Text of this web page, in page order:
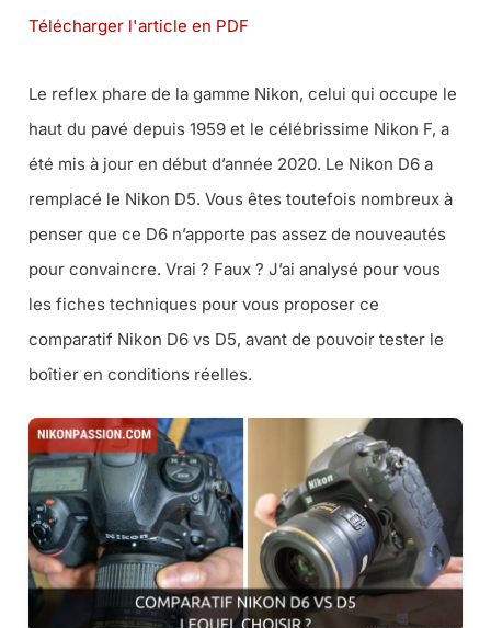
Télécharger l'article en PDF
Le reflex phare de la gamme Nikon, celui qui occupe le
haut du pavé depuis 1959 et le célébrissime Nikon F, a
été mis à jour en début d’année 2020. Le Nikon D6 a
remplacé le Nikon D5. Vous êtes toutefois nombreux à
penser que ce D6 n’apporte pas assez de nouveautés
pour convaincre. Vrai ? Faux ? J’ai analysé pour vous
les fiches techniques pour vous proposer ce
comparatif Nikon D6 vs D5, avant de pouvoir tester le
boîtier en conditions réelles.